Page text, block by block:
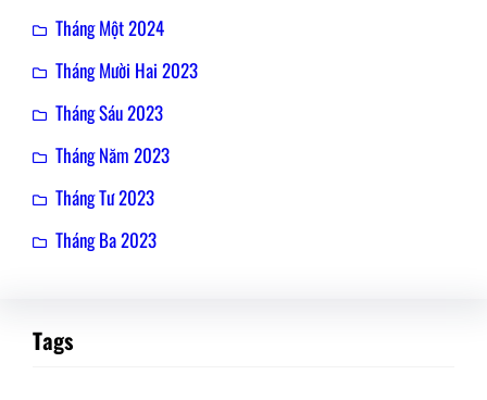
Tháng Một 2024
Tháng Mười Hai 2023
Tháng Sáu 2023
Tháng Năm 2023
Tháng Tư 2023
Tháng Ba 2023
Tags